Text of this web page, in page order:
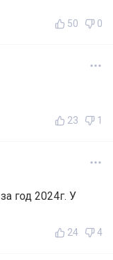
50 0
23 1
год 2024г. У
24 4